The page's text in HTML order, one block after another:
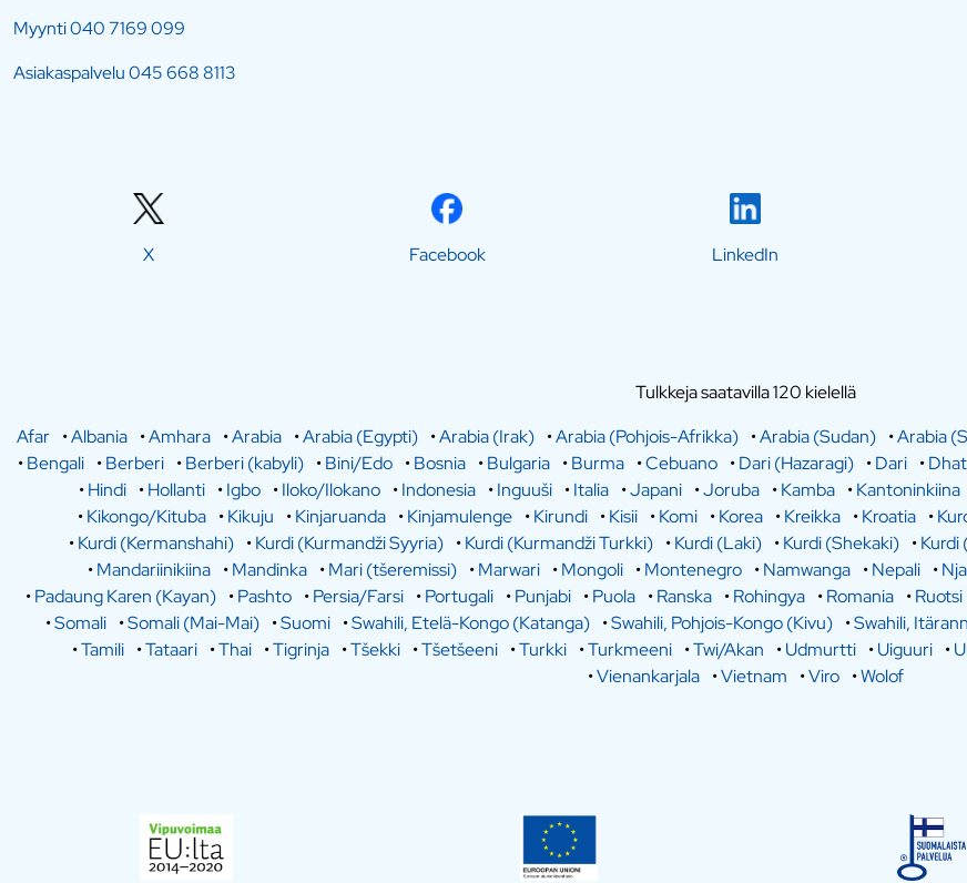
Myynti040 7169 099
Asiakaspalvelu045 668 8113
X Facebook LinkedIn
Tulkkeja saatavilla 120 kielellä
Afar •Albania •Amhara •Arabia •Arabia (Egypti) •Arabia (Irak) •Arabia (Pohjois-Afrikka) •Arabia (Sudan) •Arabia
•Bengali •Berberi •Berberi (kabyli) •Bini/Edo •Bosnia •Bulgaria •Burma •Cebuano •Dari (Hazaragi) •Dari •
•Hindi •Hollanti •Igbo •Iloko/Ilokano •Indonesia •Inguuši •Italia •Japani •Joruba •Kamba •Kantoninkiina
•Kikongo/Kituba •Kikuju •Kinjaruanda •Kinjamulenge •Kirundi •Kisii •Komi •Korea •Kreikka •Kroatia •
•Kurdi (Kermanshahi) •Kurdi (Kurmandži Syyria) •Kurdi (Kurmandži Turkki) •Kurdi (Laki) •Kurdi (Shekaki) •Kurdi
•Mandariinikiina •Mandinka •Mari (tšeremissi) •Marwari •Mongoli •Montenegro •Namwanga •Nepali •
•Padaung Karen (Kayan) •Pashto •Persia/Farsi •Portugali •Punjabi •Puola •Ranska •Rohingya •Romania •Ruotsi
•Somali •Somali (Mai-Mai) •Suomi •Swahili, Etelä-Kongo (Katanga) •Swahili, Pohjois-Kongo (Kivu) •Swahili,
•Tamili •Tataari •Thai •Tigrinja •Tšekki •Tšetšeeni •Turkki •Turkmeeni •Twi/Akan •Udmurtti •Uiguuri •
•Vienankarjala •Vietnam •Viro •Wolof